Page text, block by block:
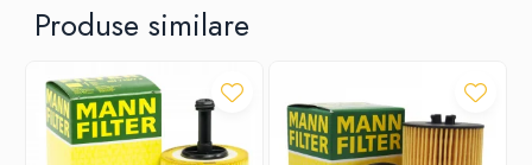
Produse similare